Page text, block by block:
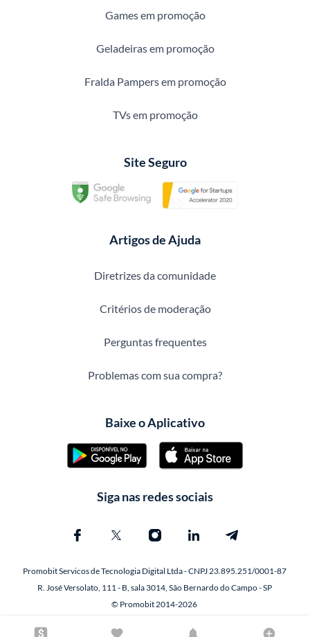
Games em promoção
Geladeiras em promoção
Fralda Pampers em promoção
TVs em promoção
Site Seguro
Artigos de Ajuda
Diretrizes da comunidade
Critérios de moderação
Perguntas frequentes
Problemas com sua compra?
Baixe o Aplicativo
Siga nas redes sociais
Promobit Servicos de Tecnologia Digital Ltda - CNPJ 23.895.251/0001-87
R. José Versolato, 111 - B, sala 3014, São Bernardo do Campo - SP
© Promobit 2014-2026